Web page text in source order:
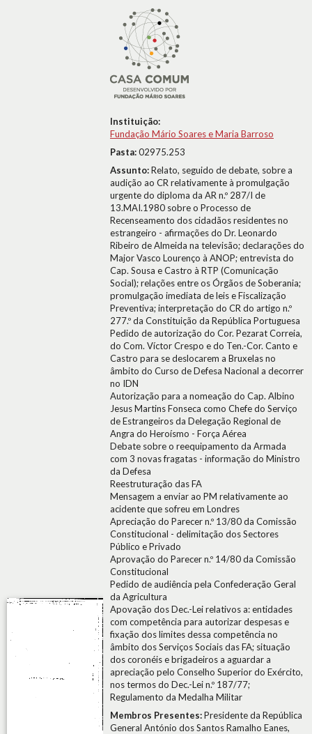
Instituição:
Fundação Mário Soares e Maria Barroso
Pasta:02975.253
Assunto:Relato, seguido de debate, sobre a
audição ao CR relativamente à promulgação
urgente do diploma da AR n.º 287/I de
13.MAI.1980 sobre o Processo de
Recenseamento dos cidadãos residentes no
estrangeiro - afirmações do Dr. Leonardo
Ribeiro de Almeida na televisão; declarações do
Major Vasco Lourenço à ANOP; entrevista do
Cap. Sousa e Castro à RTP (Comunicação
Social); relações entre os Órgãos de Soberania;
promulgação imediata de leis e Fiscalização
Preventiva; interpretação do CR do artigo n.º
277.º da Constituição da República Portuguesa
Pedido de autorização do Cor. Pezarat Correia,
do Com. Víctor Crespo e do Ten.-Cor. Canto e
Castro para se deslocarem a Bruxelas no
âmbito do Curso de Defesa Nacional a decorrer
no IDN
Autorização para a nomeação do Cap. Albino
Jesus Martins Fonseca como Chefe do Serviço
de Estrangeiros da Delegação Regional de
Angra do Heroísmo - Força Aérea
Debate sobre o reequipamento da Armada
com 3 novas fragatas - informação do Ministro
da Defesa
Reestruturação das FA
Mensagem a enviar ao PM relativamente ao
acidente que sofreu em Londres
Apreciação do Parecer n.º 13/80 da Comissão
Constitucional - delimitação dos Sectores
Público e Privado
Aprovação do Parecer n.º 14/80 da Comissão
Constitucional
Pedido de audiência pela Confederação Geral
da Agricultura
Apovação dos Dec.-Lei relativos a: entidades
com competência para autorizar despesas e
fixação dos limites dessa competência no
âmbito dos Serviços Sociais das FA; situação
dos coronéis e brigadeiros a aguardar a
apreciação pelo Conselho Superior do Exército,
nos termos do Dec.-Lei n.º 187/77;
Regulamento da Medalha Militar
Membros Presentes:Presidente da República
General António dos Santos Ramalho Eanes,